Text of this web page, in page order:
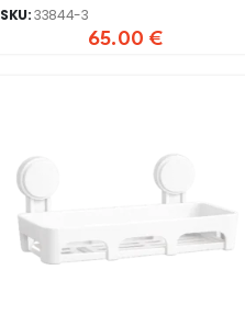
HIRI
SKU:33844-3
65.00 €